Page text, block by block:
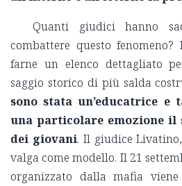
Quanti giudici hanno
combattere questo
farne un elenco dettagliato
saggio storico di più salda
sono stata un’educatrice e
una particolare emozione
dei giovani. Il giudice
valga come modello. Il 21
organizzato dalla mafia